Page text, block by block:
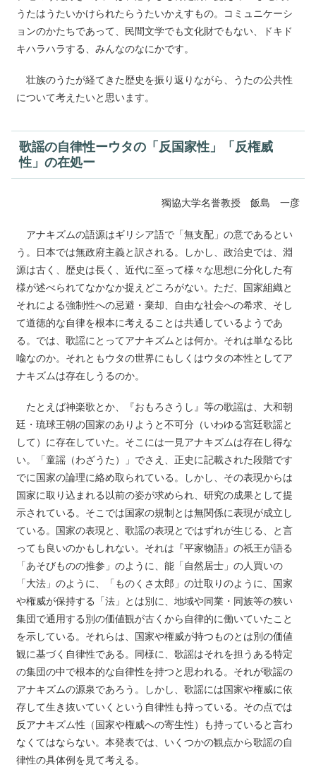
うたはうたいかけられたらうたいかえすもの。コミュニケーシ
ョンのかたちであって、民間文学でも文化財でもない、ドキド
キハラハラする、みんなのなにかです。
壮族のうたが経てきた歴史を振り返りながら、うたの公共性
について考えたいと思います。
歌謡の自律性ーウタの「反国家性」「反権威
性」の在処ー
獨協大学名誉教授 飯島 一彦
アナキズムの語源はギリシア語で「無支配」の意であるとい
う。日本では無政府主義と訳される。しかし、政治史では、淵
源は古く、歴史は長く、近代に至って様々な思想に分化した有
様が述べられてなかなか捉えどころがない。ただ、国家組織と
それによる強制性への忌避・棄却、自由な社会への希求、そし
て道徳的な自律を根本に考えることは共通しているようであ
る。では、歌謡にとってアナキズムとは何か。それは単なる比
喩なのか。それともウタの世界にもしくはウタの本性としてア
ナキズムは存在しうるのか。
たとえば神楽歌とか、『おもろさうし』等の歌謡は、大和朝
廷・琉球王朝の国家のありようと不可分（いわゆる宮廷歌謡と
して）に存在していた。そこには一見アナキズムは存在し得な
い。「童謡（わざうた）」でさえ、正史に記載された段階です
でに国家の論理に絡め取られている。しかし、その表現からは
国家に取り込まれる以前の姿が求められ、研究の成果として提
示されている。そこでは国家の規制とは無関係に表現が成立し
ている。国家の表現と、歌謡の表現とではずれが生じる、と言
っても良いのかもしれない。それは『平家物語』の祇王が語る
「あそびものの推参」のように、能「自然居士」の人買いの
「大法」のように、「ものくさ太郎」の辻取りのように、国家
や権威が保持する「法」とは別に、地域や同業・同族等の狭い
集団で通用する別の価値観が古くから自律的に働いていたこと
を示している。それらは、国家や権威が持つものとは別の価値
観に基づく自律性である。同様に、歌謡はそれを担うある特定
の集団の中で根本的な自律性を持つと思われる。それが歌謡の
アナキズムの源泉であろう。しかし、歌謡には国家や権威に依
存して生き抜いていくという自律性も持っている。その点では
反アナキズム性（国家や権威への寄生性）も持っていると言わ
なくてはならない。本発表では、いくつかの観点から歌謡の自
律性の具体例を見て考える。